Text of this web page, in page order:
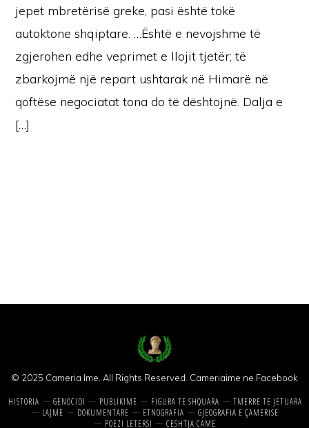
jepet mbretërisë greke, pasi është tokë
autoktone shqiptare. …Është e nevojshme të
zgjerohen edhe veprimet e llojit tjetër; të
zbarkojmë një repart ushtarak në Himarë në
qoftëse negociatat tona do të dështojnë. Dalja e
[…]
© 2025 Cameria Ime. All Rights Reserved. Cameriaime ne Facebook
HISTORIA GENOCIDI PUBLIKIME FIGURA TE SHQUARA
TMERRE TE JETUARA
LAJME
DOKUMENTARE ETNOGRAFIA
GJEOGRAFIA E ÇAMERISE
POEZI LETERSI
CESHTJA CAME